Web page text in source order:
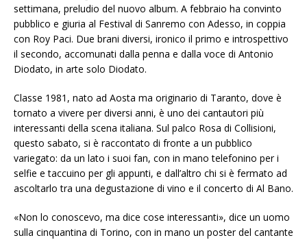
settimana, preludio del nuovo album. A febbraio ha convinto
pubblico e giuria al Festival di Sanremo con Adesso, in coppia
con Roy Paci. Due brani diversi, ironico il primo e introspettivo
il secondo, accomunati dalla penna e dalla voce di Antonio
Diodato, in arte solo Diodato.
Classe 1981, nato ad Aosta ma originario di Taranto, dove è
tornato a vivere per diversi anni, è uno dei cantautori più
interessanti della scena italiana. Sul palco Rosa di Collisioni,
questo sabato, si è raccontato di fronte a un pubblico
variegato: da un lato i suoi fan, con in mano telefonino per i
selfie e taccuino per gli appunti, e dall’altro chi si è fermato ad
ascoltarlo tra una degustazione di vino e il concerto di Al Bano.
«Non lo conoscevo, ma dice cose interessanti», dice un uomo
sulla cinquantina di Torino, con in mano un poster del cantante